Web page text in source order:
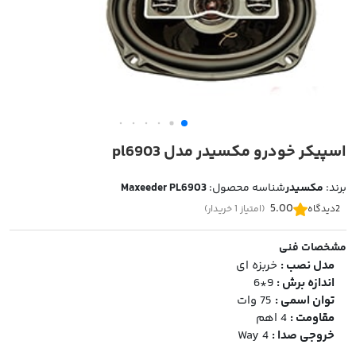
اسپیکر خودرو مکسیدر مدل pl6903
برند: مکسیدرشناسه محصول:Maxeeder PL6903
2دیدگاه 5.00 (امتیاز 1 خریدار)
مشخصات فنی
مدل نصب : خربزه ای
اندازه برش : 9*6
توان اسمی : 75 وات
مقاومت : 4 اهم
خروجی صدا : 4 Way